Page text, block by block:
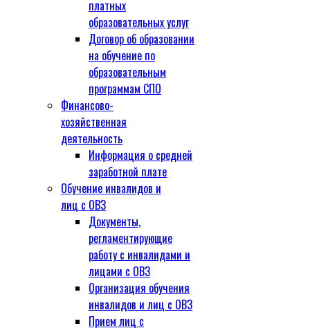
платных
образовательных услуг
Договор об образовании
на обучение по
образовательным
программам СПО
Финансово-
хозяйственная
деятельность
Информация о средней
заработной плате
Обучение инвалидов и
лиц с ОВЗ
Документы,
регламентирующие
работу с инвалидами и
лицами с ОВЗ
Организация обучения
инвалидов и лиц с ОВЗ
Прием лиц с